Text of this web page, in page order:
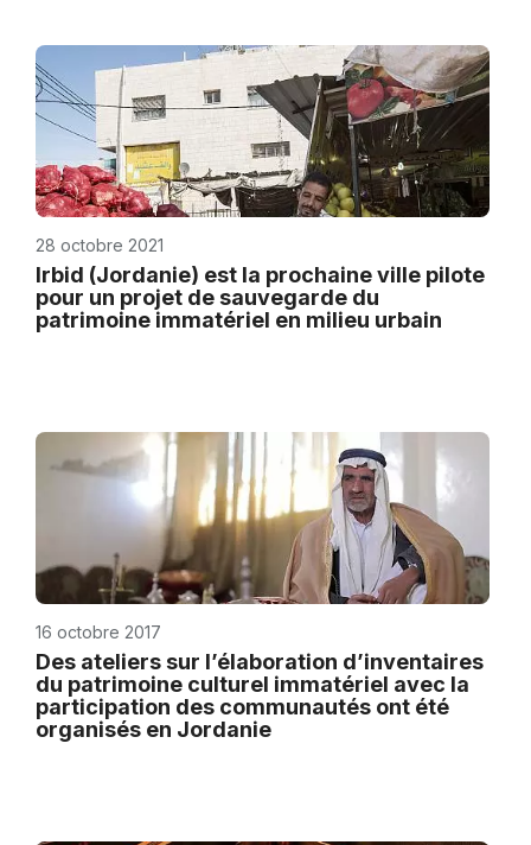
28 octobre 2021
Irbid (Jordanie) est la prochaine ville pilote
pour un projet de sauvegarde du
patrimoine immatériel en milieu urbain
16 octobre 2017
Des ateliers sur l’élaboration d’inventaires
du patrimoine culturel immatériel avec la
participation des communautés ont été
organisés en Jordanie